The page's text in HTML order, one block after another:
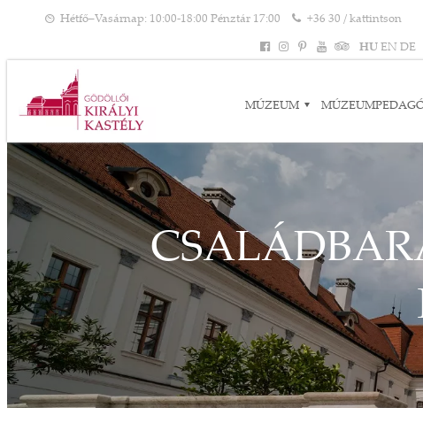
Hétfő–Vasárnap: 10:00-18:00 Pénztár 17:00 +36 30 / kattintson
HU EN DE
MÚZEUM